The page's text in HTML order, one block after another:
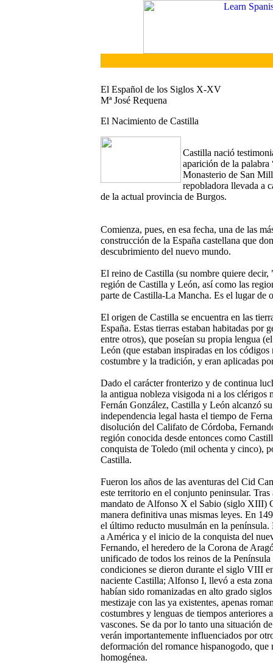
El Español de los Siglos X-XV
Mª José Requena
El Nacimiento de Castilla
Castilla nació
aparición de la palabra
Monasterio de San
repobladora llevada a
de la actual provincia de Burgos.
Comienza, pues, en esa fecha, una de las
construcción de la España castellana que
descubrimiento del nuevo mundo.
El reino de Castilla (su nombre quiere
región de Castilla y León, así como las
parte de Castilla-La Mancha. Es el lugar de
El origen de Castilla se encuentra en las
España. Estas tierras estaban habitadas por
entre otros), que poseían su propia lengua
León (que estaban inspiradas en los
costumbre y la tradición, y eran aplicadas
Dado el carácter fronterizo y de continua
la antigua nobleza visigoda ni a los clérigos
Fernán González, Castilla y León alcanzó
independencia legal hasta el tiempo de
disolución del Califato de Córdoba,
región conocida desde entonces como
conquista de Toledo (mil ochenta y cinco),
Castilla.
Fueron los años de las aventuras del Cid
este territorio en el conjunto peninsular.
mandato de Alfonso X el Sabio (siglo XIII)
manera definitiva unas mismas leyes. En
el último reducto musulmán en la
a América y el inicio de la conquista del
Fernando, el heredero de la Corona de
unificado de todos los reinos de la
condiciones se dieron durante el siglo VIII
naciente Castilla; Alfonso I, llevó a esta
habían sido romanizadas en alto grado
mestizaje con las ya existentes, apenas
costumbres y lenguas de tiempos anteriores
vascones. Se da por lo tanto una situación
verán importantemente influenciados por
deformación del romance hispanogodo, que
homogénea.